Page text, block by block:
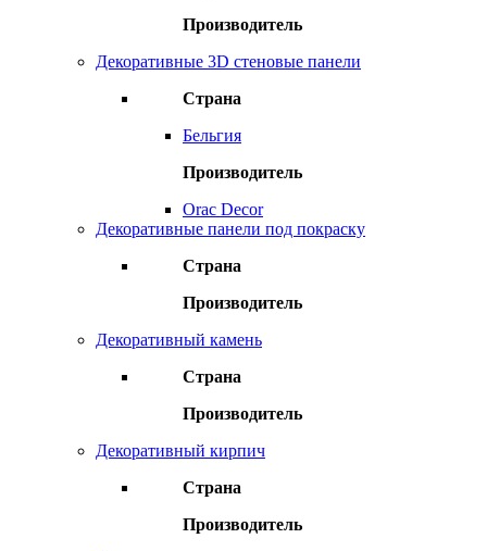
Производитель
Декоративные 3D стеновые панели
Страна
Бельгия
Производитель
Orac Decor
Декоративные панели под покраску
Страна
Производитель
Декоративный камень
Страна
Производитель
Декоративный кирпич
Страна
Производитель